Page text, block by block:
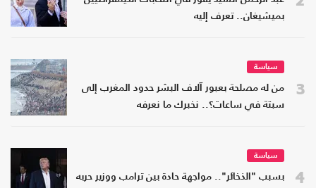
بميشيغان.. تعرف إليه
3
سياسة
من له مصلحة بعبور آلاف البشر حدود المغرب إلى
سبتة في ساعات؟.. نخبرك ما نعرفه
4
سياسة
بسبب "الذخائر".. مواجهة حادة بين ترامب ووزير حربه